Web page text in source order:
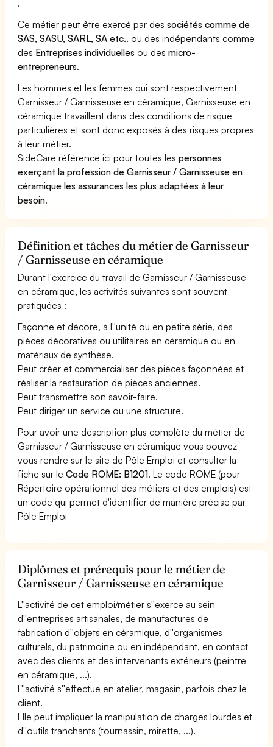
.
Ce métier peut être exercé par dessociétés comme de
SAS, SASU, SARL, SA etc.. ou des indépendants comme
des Entreprises individuelles ou desmicro-
entrepreneurs.
Les hommes et les femmes qui sont respectivement
Garnisseur / Garnisseuse en céramique, Garnisseuse en
céramique travaillent dans des conditions de risque
particulières et sont donc exposés à des risques propres
à leur métier.
SideCare référence ici pour toutes lespersonnes
exerçant la profession de Garnisseur / Garnisseuse en
céramique les assurances les plus adaptées à leur
besoin.
Définition et tâches du métier de Garnisseur
/ Garnisseuse en céramique
Durant l'exercice du travail de Garnisseur / Garnisseuse
en céramique, les activités suivantes sont souvent
pratiquées :
Façonne et décore, à l''unité ou en petite série, des
pièces décoratives ou utilitaires en céramique ou en
matériaux de synthèse.
Peut créer et commercialiser des pièces façonnées et
réaliser la restauration de pièces anciennes.
Peut transmettre son savoir-faire.
Peut diriger un service ou une structure.
Pour avoir une description plus complète du métier de
Garnisseur / Garnisseuse en céramique vous pouvez
vous rendre sur le site de Pôle Emploi et consulter la
fiche sur leCode ROME: B1201. Le code ROME (pour
Répertoire opérationnel des métiers et des emplois) est
un code qui permet d'identifier de manière précise par
Pôle Emploi
Diplômes et prérequis pour le métier de
Garnisseur / Garnisseuse en céramique
L''activité de cet emploi/métier s''exerce au sein
d''entreprises artisanales, de manufactures de
fabrication d''objets en céramique, d''organismes
culturels, du patrimoine ou en indépendant, en contact
avec des clients et des intervenants extérieurs (peintre
en céramique, ...).
L''activité s''effectue en atelier, magasin, parfois chez le
client.
Elle peut impliquer la manipulation de charges lourdes et
d''outils tranchants (tournassin, mirette, ...).